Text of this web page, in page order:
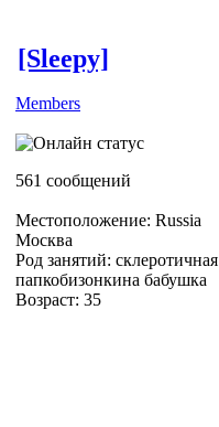
[Sleepy]
Members
561 сообщений
Местоположение: Russia
Москва
Род занятий: склеротичная
папкобизонкина бабушка
Возраст: 35